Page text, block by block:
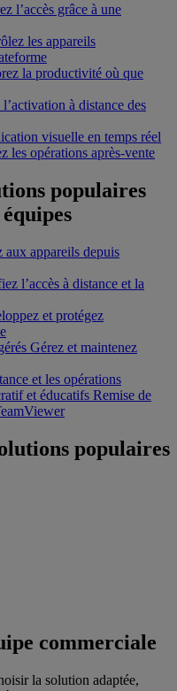
l’accès grâce à une
les appareils
la productivité où que
à distance des
visuelle en temps réel
les opérations après-vente
populaires
aux appareils depuis
l’accès à distance et la
et protégez
Gérez et maintenez
et les opérations
et éducatifs Remise de
populaires
commerciale
la solution adaptée,